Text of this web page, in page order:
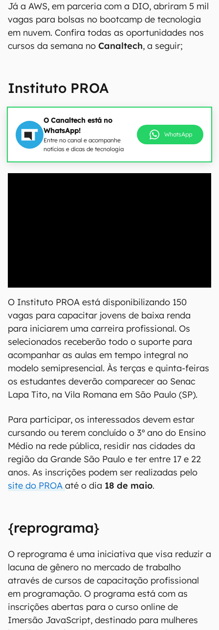
Já a AWS, em parceria com a DIO, abriram 5 mil
vagas para bolsas no bootcamp de tecnologia
em nuvem. Confira todas as oportunidades nos
cursos da semana no Canaltech, a seguir;
Instituto PROA
O Canaltech está no
WhatsApp!
Entre no canal e acompanhe
notícias e dicas de tecnologia
WhatsApp
O Instituto PROA está disponibilizando 150
vagas para capacitar jovens de baixa renda
para iniciarem uma carreira profissional. Os
selecionados receberão todo o suporte para
acompanhar as aulas em tempo integral no
modelo semipresencial. Às terças e quinta-feiras
os estudantes deverão comparecer ao Senac
Lapa Tito, na Vila Romana em São Paulo (SP).
Para participar, os interessados devem estar
cursando ou terem concluído o 3º ano do Ensino
Médio na rede pública, residir nas cidades da
região da Grande São Paulo e ter entre 17 e 22
anos. As inscrições podem ser realizadas pelo
site do PROA até o dia 18 de maio.
{reprograma}
O reprograma é uma iniciativa que visa reduzir a
lacuna de gênero no mercado de trabalho
através de cursos de capacitação profissional
em programação. O programa está com as
inscrições abertas para o curso online de
Imersão JavaScript, destinado para mulheres